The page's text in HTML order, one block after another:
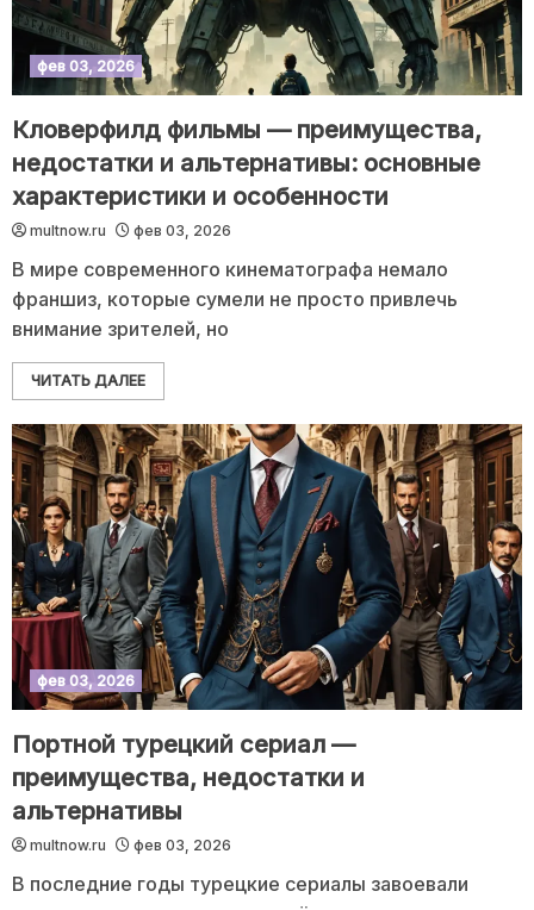
фев 03, 2026
Кловерфилд фильмы — преимущества,
недостатки и альтернативы: основные
характеристики и особенности
multnow.ru фев 03, 2026
В мире современного кинематографа немало
франшиз, которые сумели не просто привлечь
внимание зрителей, но
ЧИТАТЬ ДАЛЕЕ
фев 03, 2026
Портной турецкий сериал —
преимущества, недостатки и
альтернативы
multnow.ru фев 03, 2026
В последние годы турецкие сериалы завоевали